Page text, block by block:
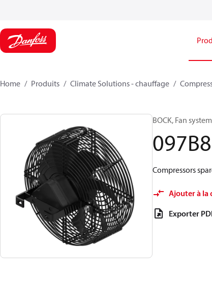
Home Produits Climate Solutions - chauffage
BOCK, Fan
Compressors
Ajouter à la
Exporter